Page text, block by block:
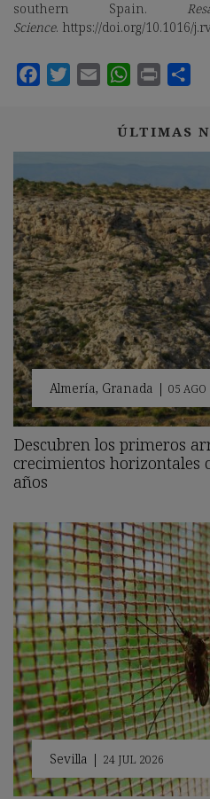
southern Spain.
Science. https://doi.org/10.1016/
ÚLTIMAS
Almería, Granada | 05 AGO
Descubren los primeros
crecimientos horizontales
años
Sevilla | 24 JUL 2026